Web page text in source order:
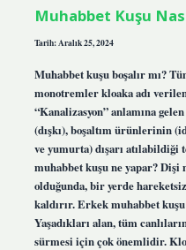
Muhabbet Kuşu
Tarih: Aralık 25, 2024
Muhabbet kuşu boşalır mı?
monotremler kloaka adı
“Kanalizasyon” anlamına
(dışkı), boşaltım ürünlerinin
ve yumurta) dışarı atılabildiği
muhabbet kuşu ne yapar? Dişi
olduğunda, bir yerde
kaldırır. Erkek muhabbet
Yaşadıkları alan, tüm
sürmesi için çok önemlidir.